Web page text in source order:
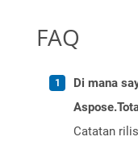
FAQ
Di mana
Catatan